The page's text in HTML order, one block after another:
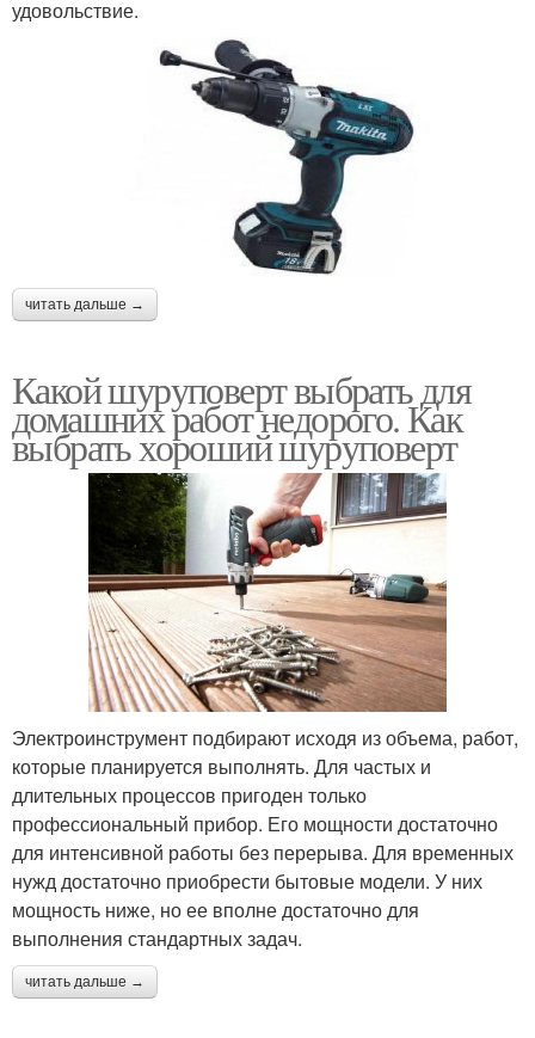
удовольствие.
читать дальше →
Какой шуруповерт выбрать для
домашних работ недорого. Как
выбрать хороший шуруповерт
Электроинструмент подбирают исходя из объема, работ,
которые планируется выполнять. Для частых и
длительных процессов пригоден только
профессиональный прибор. Его мощности достаточно
для интенсивной работы без перерыва. Для временных
нужд достаточно приобрести бытовые модели. У них
мощность ниже, но ее вполне достаточно для
выполнения стандартных задач.
читать дальше →